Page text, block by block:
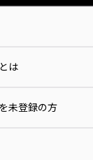
は
未登録の方